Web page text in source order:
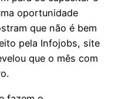
oportunidade
que não é bem
pela Infojobs, site
que o mês com